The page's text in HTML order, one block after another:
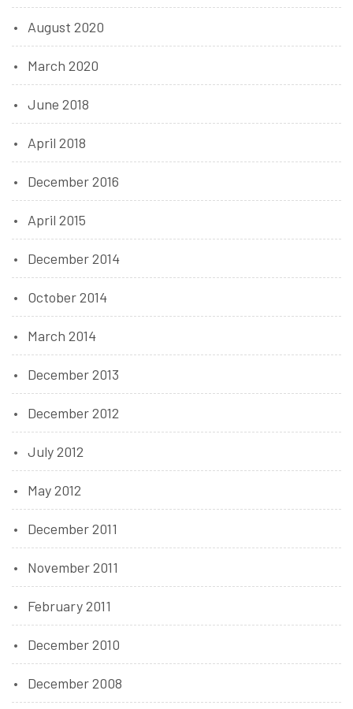
August 2020
March 2020
June 2018
April 2018
December 2016
April 2015
December 2014
October 2014
March 2014
December 2013
December 2012
July 2012
May 2012
December 2011
November 2011
February 2011
December 2010
December 2008